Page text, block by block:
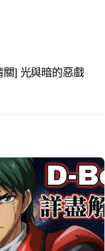
] 光與暗的惡戲